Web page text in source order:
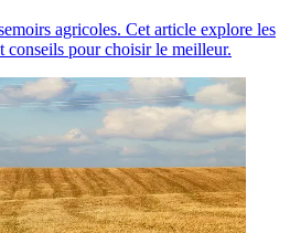
agricoles. Cet article explore les
conseils pour choisir le meilleur.